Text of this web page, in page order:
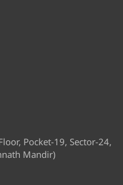
Pocket-19, Sector-24,
Mandir)